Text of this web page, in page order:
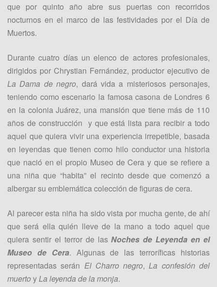
que por quinto año abre sus puertas con recorridos
nocturnos en el marco de las festividades por el Día de
Muertos.
Durante cuatro días un elenco de actores profesionales,
dirigidos por Chrystian Fernández, productor ejecutivo de
La Dama de negro, dará vida a misteriosos personajes,
teniendo como escenario la famosa casona de Londres 6
en la colonia Juárez, una mansión que tiene más de 110
años de construcción y que está lista para recibir a todo
aquel que quiera vivir una experiencia irrepetible, basada
en leyendas que tienen como hilo conductor una historia
que nació en el propio Museo de Cera y que se refiere a
una niña que “habita” el recinto desde que comenzó a
albergar su emblemática colección de figuras de cera.
Al parecer esta niña ha sido vista por mucha gente, de ahí
que será ella quién lleve de la mano a todo aquel que
quiera sentir el terror de lasNoches de Leyenda en el
Museo de Cera. Algunas de las terroríficas historias
representadas serán El Charro negro,La confesión del
muertoyLa leyenda de la monja.